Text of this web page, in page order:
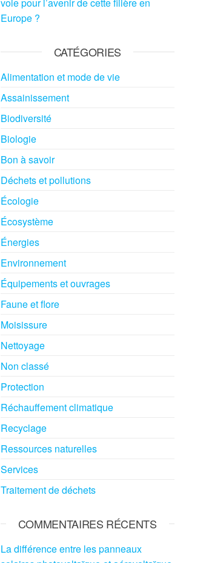
Europe ?
CATÉGORIES
Alimentation et mode de vie
Assainissement
Biodiversité
Biologie
Bon à savoir
Déchets et pollutions
Écologie
Écosystème
Énergies
Environnement
Équipements et ouvrages
Faune et flore
Moisissure
Nettoyage
Non classé
Protection
Réchauffement climatique
Recyclage
Ressources naturelles
Services
Traitement de déchets
COMMENTAIRES RÉCENTS
La différence entre les panneaux